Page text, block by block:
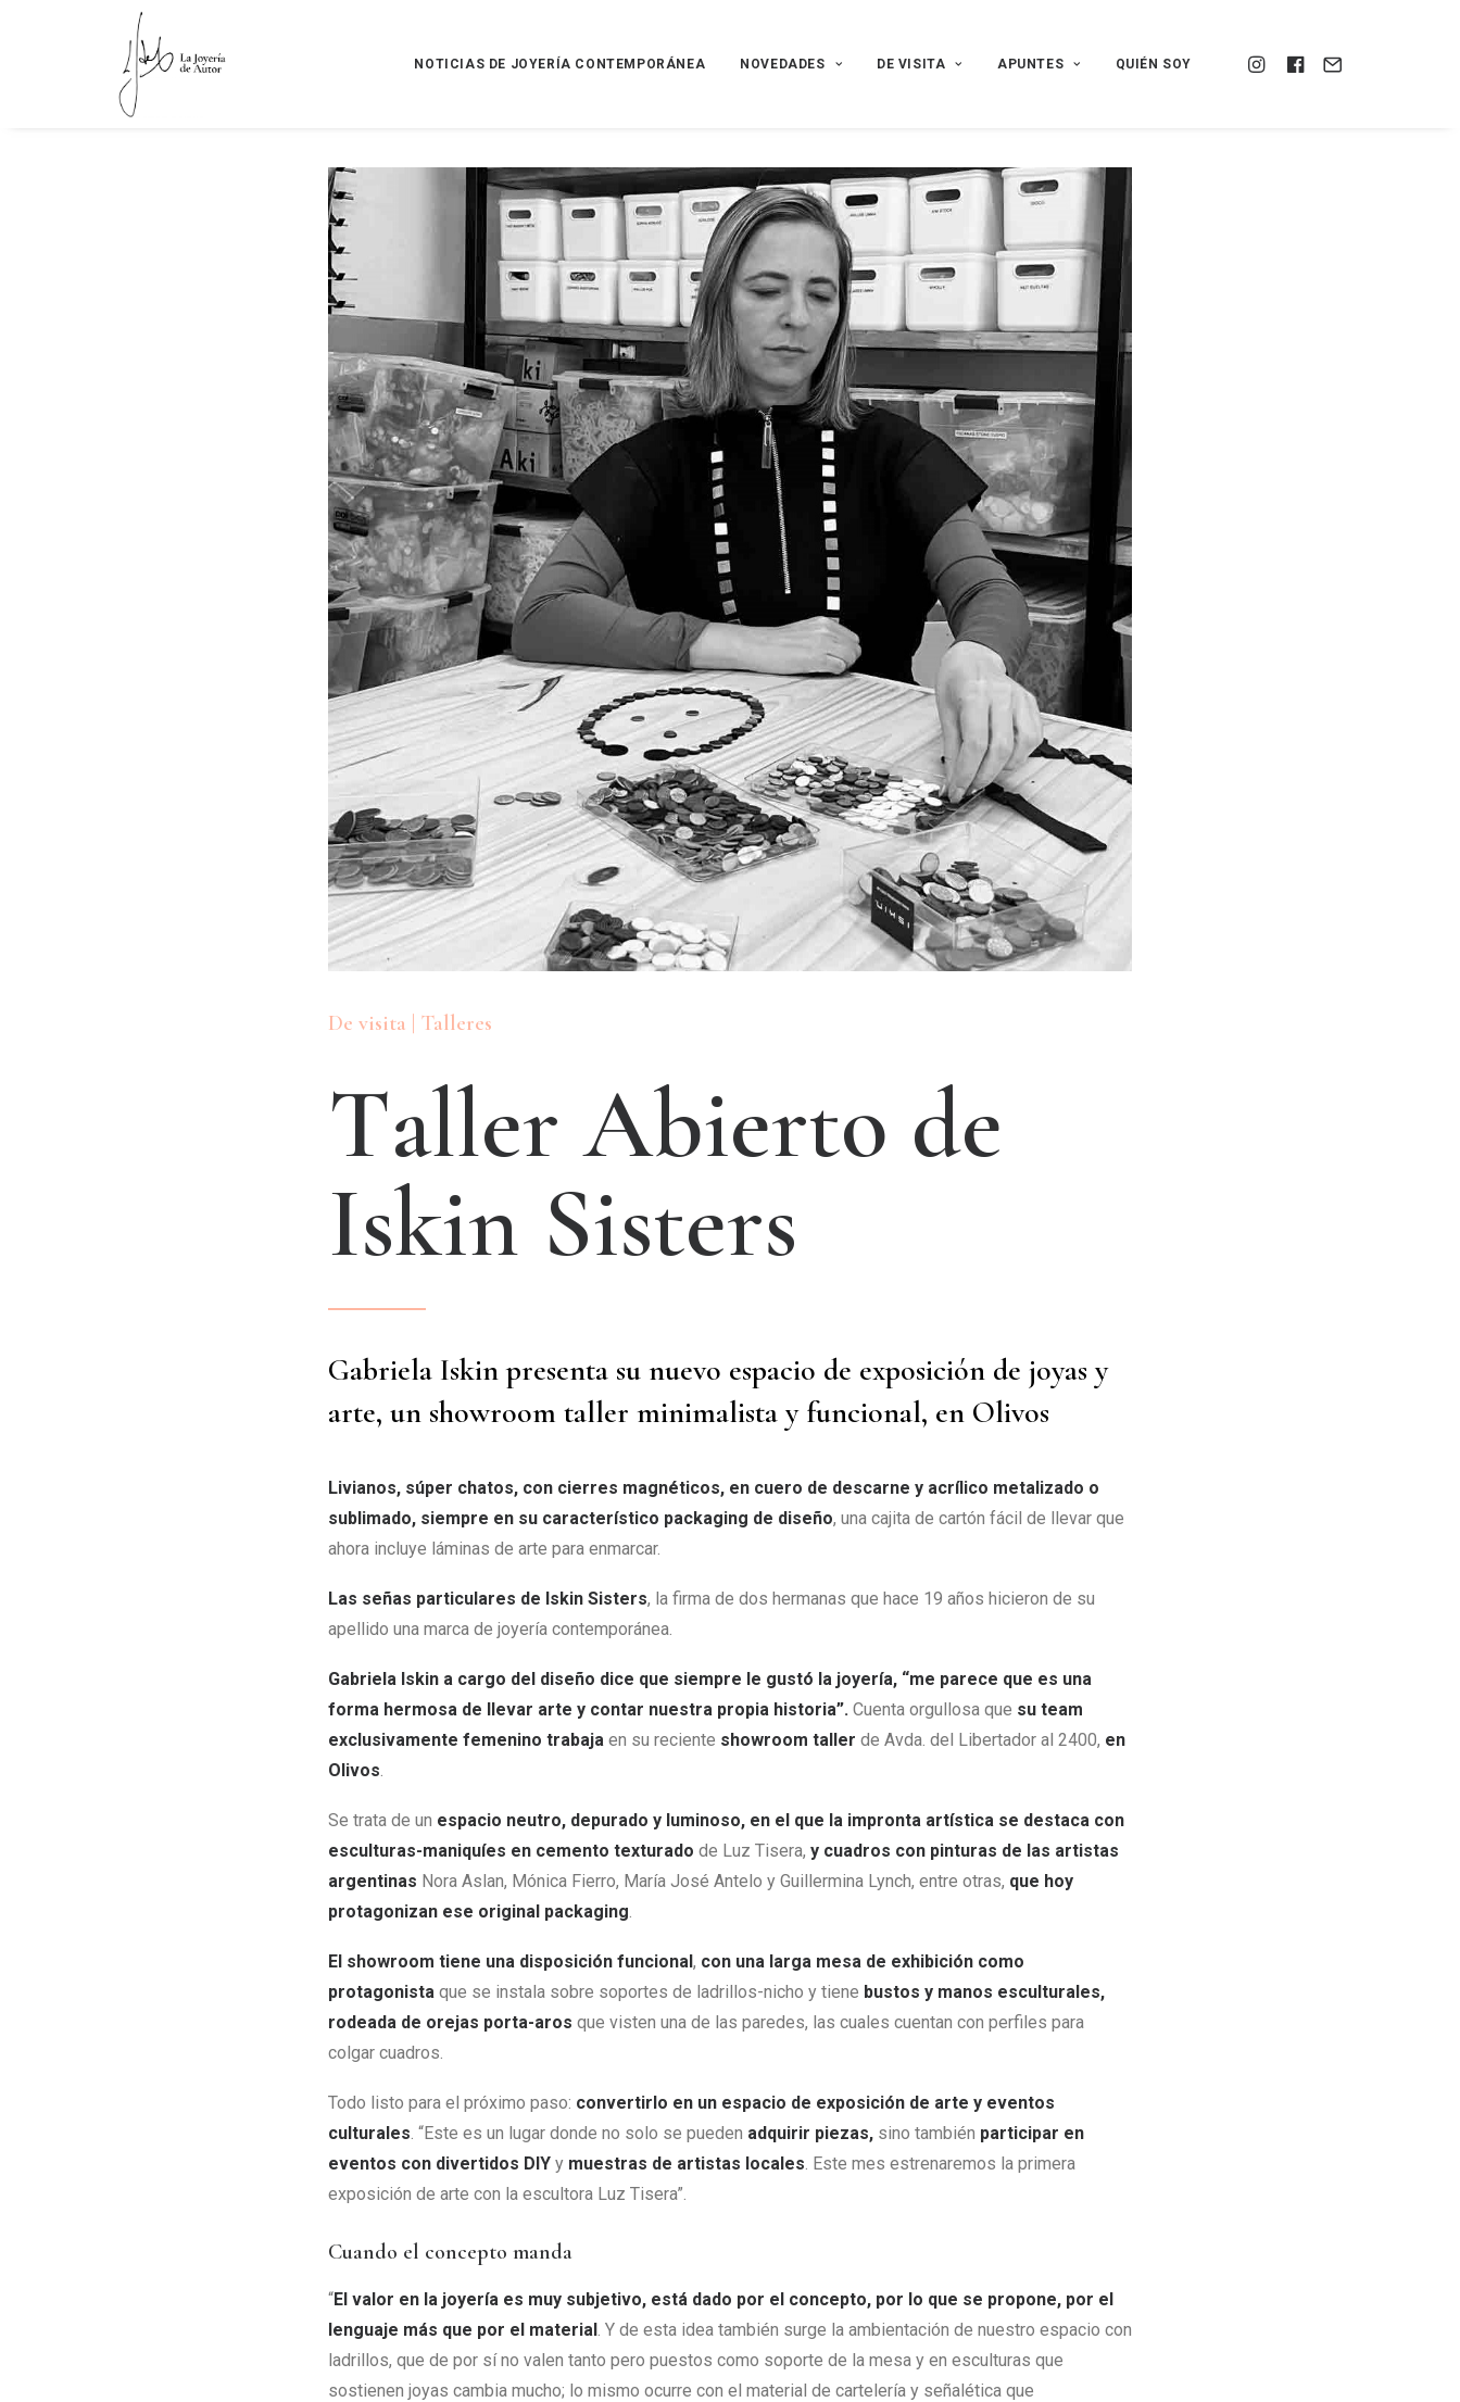
NOTICIAS DE JOYERÍA CONTEMPORÁNEA NOVEDADES DE VISITA APUNTES QUIÉN SOY
De visita | Talleres
Taller Abierto de
Iskin Sisters
Gabriela Iskin presenta su nuevo espacio de exposición de joyas y
arte, un showroom taller minimalista y funcional, en Olivos
Livianos, súper chatos, con cierres magnéticos, en cuero de descarne y acrílico metalizado o
sublimado, siempre en su característico packaging de diseño, una cajita de cartón fácil de llevar que
ahora incluye láminas de arte para enmarcar.
Las señas particulares de Iskin Sisters, la firma de dos hermanas que hace 19 años hicieron de su
apellido una marca de joyería contemporánea.
Gabriela Iskin a cargo del diseño dice que siempre le gustó la joyería, “me parece que es una
forma hermosa de llevar arte y contar nuestra propia historia”. Cuenta orgullosa que su team
exclusivamente femenino trabaja en su reciente showroom taller de Avda. del Libertador al 2400, en
Olivos.
Se trata de un espacio neutro, depurado y luminoso, en el que la impronta artística se destaca con
esculturas-maniquíes en cemento texturado de Luz Tisera, y cuadros con pinturas de las artistas
argentinas Nora Aslan, Mónica Fierro, María José Antelo y Guillermina Lynch, entre otras, que hoy
protagonizan ese original packaging.
El showroom tiene una disposición funcional, con una larga mesa de exhibición como
protagonista que se instala sobre soportes de ladrillos-nicho y tiene bustos y manos esculturales,
rodeada de orejas porta-aros que visten una de las paredes, las cuales cuentan con perfiles para
colgar cuadros.
Todo listo para el próximo paso: convertirlo en un espacio de exposición de arte y eventos
culturales. “Este es un lugar donde no solo se pueden adquirir piezas, sino también participar en
eventos con divertidos DIY y muestras de artistas locales. Este mes estrenaremos la primera
exposición de arte con la escultora Luz Tisera”.
Cuando el concepto manda
“El valor en la joyería es muy subjetivo, está dado por el concepto, por lo que se propone, por el
lenguaje más que por el material. Y de esta idea también surge la ambientación de nuestro espacio con
ladrillos, que de por sí no valen tanto pero puestos como soporte de la mesa y en esculturas que
sostienen joyas cambia mucho; lo mismo ocurre con el material de cartelería y señalética que